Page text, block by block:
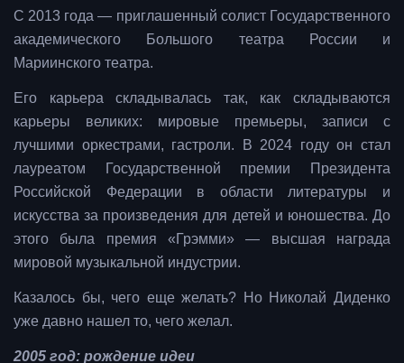
С 2013 года — приглашенный солист Государственного
академического Большого театра России и
Мариинского театра.
Его карьера складывалась так, как складываются
карьеры великих: мировые премьеры, записи с
лучшими оркестрами, гастроли. В 2024 году он стал
лауреатом Государственной премии Президента
Российской Федерации в области литературы и
искусства за произведения для детей и юношества. До
этого была премия «Грэмми» — высшая награда
мировой музыкальной индустрии.
Казалось бы, чего еще желать? Но Николай Диденко
уже давно нашел то, чего желал.
2005 год: рождение идеи